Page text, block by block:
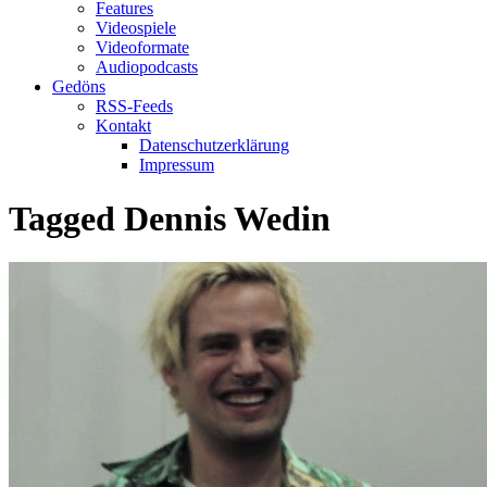
Features
Videospiele
Videoformate
Audiopodcasts
Gedöns
RSS-Feeds
Kontakt
Datenschutzerklärung
Impressum
Tagged Dennis Wedin